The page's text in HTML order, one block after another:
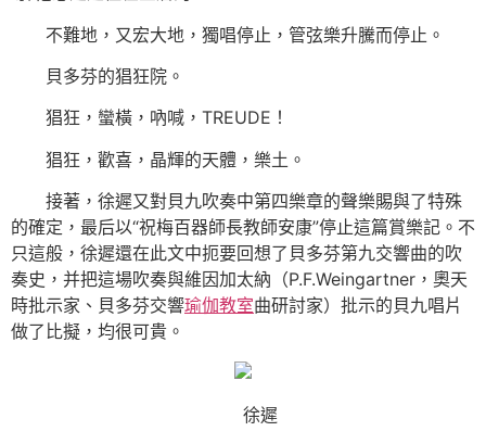
不難地，又宏大地，獨唱停止，管弦樂升騰而停止。
貝多芬的猖狂院。
猖狂，蠻橫，吶喊，TREUDE！
猖狂，歡喜，晶輝的天體，樂土。
接著，徐遲又對貝九吹奏中第四樂章的聲樂賜與了特殊
的確定，最后以“祝梅百器師長教師安康”停止這篇賞樂記。不
只這般，徐遲還在此文中扼要回想了貝多芬第九交響曲的吹
奏史，并把這場吹奏與維因加太納（P.F.Weingartner，奧天
時批示家、貝多芬交響瑜伽教室曲研討家）批示的貝九唱片
做了比擬，均很可貴。
徐遲